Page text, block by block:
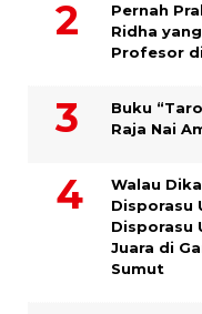
Pernah
Ridha
Profesor
Buku
Raja Nai
Walau
Disporasu
Disporasu
Juara di
Sumut